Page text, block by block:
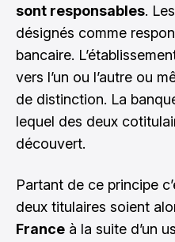
sont responsables.
désignés comme
bancaire.
vers l’un ou l’autre ou
de distinction. La
lequel des deux
découvert.
Partant de ce principe
deux titulaires soient
France à la suite d’un